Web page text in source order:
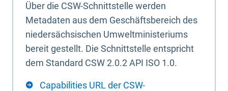
Über die CSW-Schnittstelle werden
Metadaten aus dem Geschäftsbereich des
niedersächsischen Umweltministeriums
bereit gestellt. Die Schnittstelle entspricht
dem Standard CSW 2.0.2 API ISO 1.0.
Capabilities URL der CSW-